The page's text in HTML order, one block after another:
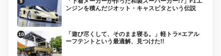
ンジンを積んだジオット・キャスピタという伝説
「遊び尽くして、そのまま寝る。」軽トラ×エアル
ーフテントという最適解、見つけた!!